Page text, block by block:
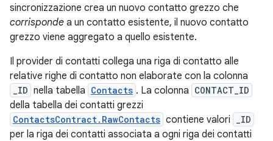
sincronizzazione crea un nuovo contatto grezzo che
corrisponde a un contatto esistente, il nuovo contatto
grezzo viene aggregato a quello esistente.
Il provider di contatti collega una riga di contatto alle
relative righe di contatto non elaborate con la colonna
_ID nella tabella Contacts . La colonna CONTACT_ID
della tabella dei contatti grezzi
ContactsContract.RawContacts contiene valori _ID
per la riga dei contatti associata a ogni riga dei contatti